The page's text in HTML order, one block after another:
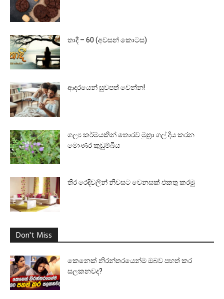
තාදී – 60 (අවසන් කොටස)
ආදරයෙන් සුවපත් වෙන්න!
ශල්‍ය කර්මයකින් තොරව මුත්‍රා ගල් දිය කරන
මොණර කුඩුම්බිය
තිර රෙදිවලින් නිවසට වෙනසක් එකතු කරමු
Don't Miss
කෙනෙක් නිරන්තරයෙන්ම ඔබව පහත් කර
සලකනවද?